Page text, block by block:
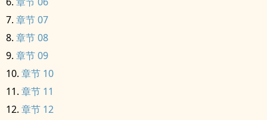
章节 07
章节 08
章节 09
章节 10
章节 11
章节 12